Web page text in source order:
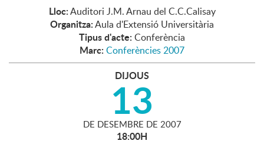
Lloc:Auditori J.M. Arnau del C.C.Calisay
Organitza:Aula d'Extensió Universitària
Tipus d'acte: Conferència
Marc: Conferències 2007
DIJOUS
13
DE DESEMBRE DE 2007
18:00H